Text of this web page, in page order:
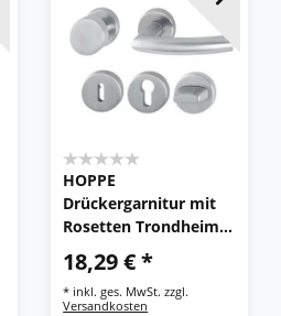
HOPPE
Drückergarnitur mit
Rosetten Trondheim
Edelstahl BB PZ WC
Türgriff
18,29 € *
* inkl. ges. MwSt. zzgl.
Versandkosten